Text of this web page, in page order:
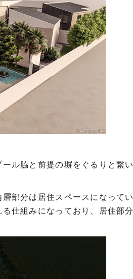
ル脇と前提の塀をぐるりと繋い
部分は居住スペースになってい
仕組みになっており、居住部分